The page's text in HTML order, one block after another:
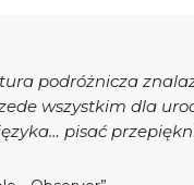
podróżnicza
wszystkim dla
pisać